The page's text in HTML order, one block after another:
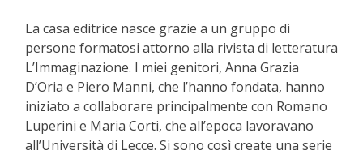
La casa editrice nasce grazie a un gruppo di
persone formatosi attorno alla rivista di letteratura
L’Immaginazione. I miei genitori, Anna Grazia
D’Oria e Piero Manni, che l’hanno fondata, hanno
iniziato a collaborare principalmente con Romano
Luperini e Maria Corti, che all’epoca lavoravano
all’Università di Lecce. Si sono così create una serie